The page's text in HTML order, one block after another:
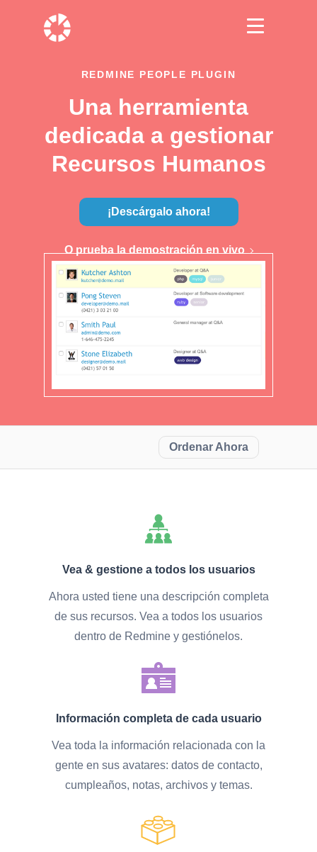
REDMINE PEOPLE PLUGIN
Una herramienta
dedicada a gestionar
Recursos Humanos
¡Descárgalo ahora!
O prueba la demostración en vivo
Ordenar Ahora
Vea & gestione a todos los usuarios
Ahora usted tiene una descripción completa
de sus recursos. Vea a todos los usuarios
dentro de Redmine y gestiónelos.
Información completa de cada usuario
Vea toda la información relacionada con la
gente en sus avatares: datos de contacto,
cumpleaños, notas, archivos y temas.